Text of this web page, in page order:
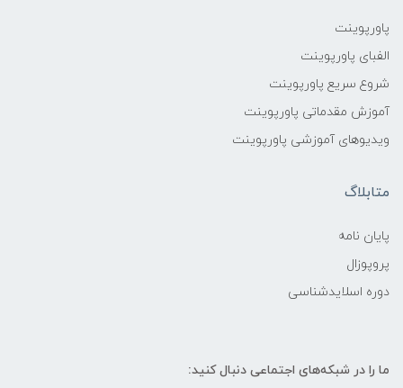
پاورپوینت
الفبای پاورپوینت
شروع سریع پاورپوینت
آموزش مقدماتی پاورپوینت
ویدیوهای آموزشی پاورپوینت
متابلاگ
پایان نامه
پروپوزال
دوره اسلایدشناسی
ما را در شبکه‌های اجتماعی دنبال کنید: